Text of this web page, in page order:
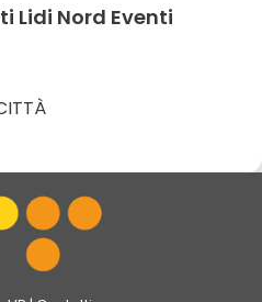
Lidi Nord Eventi